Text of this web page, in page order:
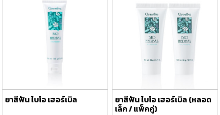
ยาสีฟัน ไบโอ เฮอร์เบิล ยาสีฟัน ไบโอ เฮอร์เบิล (หลอด
เล็ก / แพ็คคู่)